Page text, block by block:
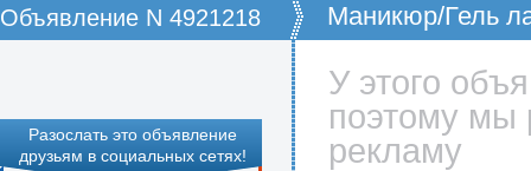
Объявление N 4921218 Маникюр/Гель
Разослать это объявление
друзьям в социальных сетях!
У этого
поэтому мы
рекламу